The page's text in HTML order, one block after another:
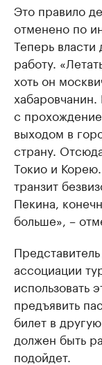
Это правило
отменено по
Теперь власти
работу.
хоть он
с
выходом в
страну.
Токио и
транзит
Пекина,
больше», –
ассоциации
использовать
предъявить
билет в
должен быть
подойдет.